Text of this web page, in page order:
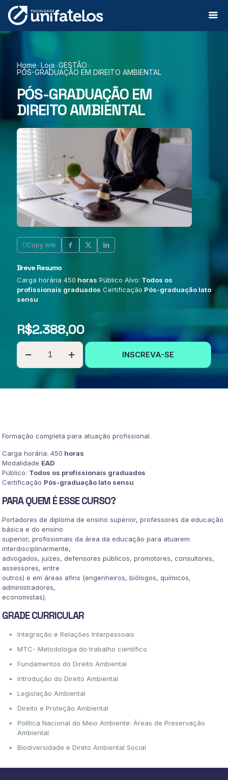
Home>Loja>GESTÃO>
PÓS-GRADUAÇÃO EM DIREITO AMBIENTAL
PÓS-GRADUAÇÃO EM
DIREITO AMBIENTAL
Copy link
Breve Resumo
Carga horária 450 horas Público Alvo: Todos os
profissionais graduados Certificação Pós-graduação lato
sensu
R$2.388,00
PÓS-
GRADUAÇÃO
EM
INSCREVA-SE
Formação completa para atuação profissional.
Carga horária: 450 horas
Modalidade EAD
Público: Todos os profissionais graduados
Certificação Pós-graduação lato sensu
PARA QUEM É ESSE CURSO?
Portadores de diploma de ensino superior, professores da educação
básica e do ensino
superior, profissionais da área da educação para atuarem
interdisciplinarmente,
advogados, juízes, defensores públicos, promotores, consultores,
assessores, entre
outros) e em áreas afins (engenheiros, biólogos, químicos,
administradores,
economistas).
GRADE CURRICULAR
Integração e Relações Interpessoais
MTC- Metodologia do trabalho científico
Fundamentos do Direito Ambiental
Introdução do Direito Ambiental
Legislação Ambiental
Direito e Proteção Ambiental
Política Nacional do Meio Ambiente: Áreas de Preservação
Ambiental
Biodiversidade e Direto Ambiental Social